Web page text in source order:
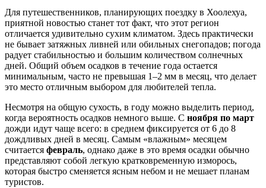
Для путешественников, планирующих поездку в Хоолехуа,
приятной новостью станет тот факт, что этот регион
отличается удивительно сухим климатом. Здесь практически
не бывает затяжных ливней или обильных снегопадов; погода
радует стабильностью и большим количеством солнечных
дней. Общий объем осадков в течение года остается
минимальным, часто не превышая 1–2 мм в месяц, что делает
это место отличным выбором для любителей тепла.
Несмотря на общую сухость, в году можно выделить период,
когда вероятность осадков немного выше. С ноября по март
дожди идут чаще всего: в среднем фиксируется от 6 до 8
дождливых дней в месяц. Самым «влажным» месяцем
считается февраль, однако даже в это время осадки обычно
представляют собой легкую кратковременную изморось,
которая быстро сменяется ясным небом и не мешает планам
туристов.